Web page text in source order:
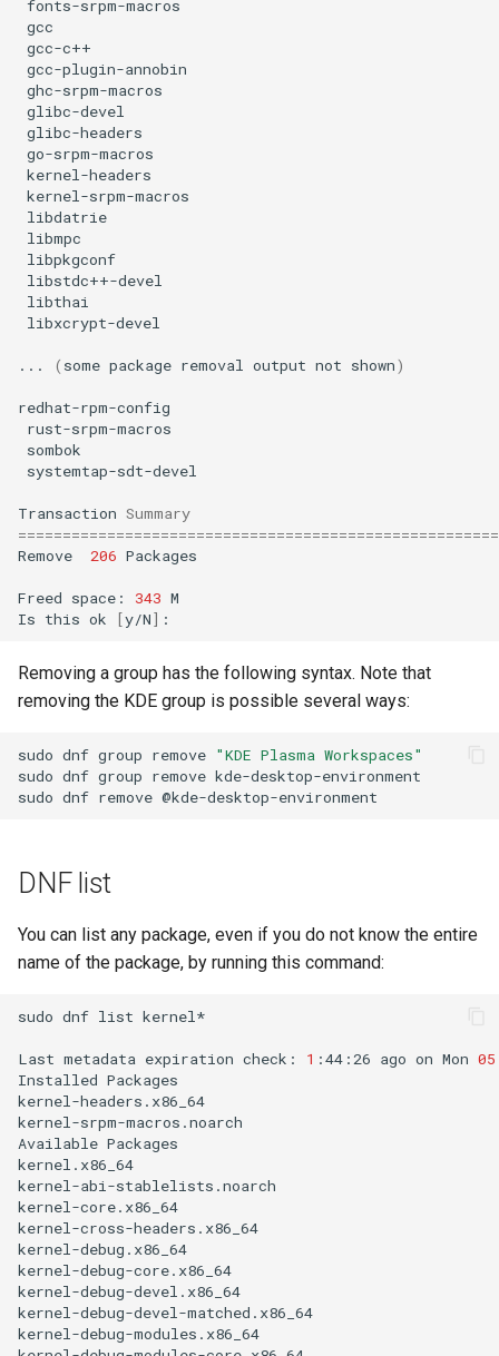
fonts-srpm-macros
gcc
gcc-c++
gcc-plugin-annobin
ghc-srpm-macros
glibc-devel
glibc-headers
go-srpm-macros
kernel-headers
kernel-srpm-macros
libdatrie
libmpc
libpkgconf
libstdc++-devel
libthai
libxcrypt-devel
... ( some package removal output not shown)
redhat-rpm-config
rust-srpm-macros
sombok
systemtap-sdt-devel
Transaction Summary
Remove
206 Packages
Freed space: 343 M
Is this ok [y/N]
Removing a group has the following syntax. Note that
removing the KDE group is possible several ways:
sudo dnf group remove "KDE Plasma Workspaces"
sudo dnf group remove kde-desktop-environment
sudo dnf remove
DNF list
You can list any package, even if you do not know the entire
name of the package, by running this command:
sudo dnf list kernel*
Last metadata expiration check: 1 :44:26 ago on Mon 05
Installed Packages
kernel-headers.x86_64
kernel-srpm-macros.noarch
Available Packages
kernel.x86_64
kernel-abi-stablelists.noarch
kernel-core.x86_64
kernel-cross-headers.x86_64
kernel-debug.x86_64
kernel-debug-core.x86_64
kernel-debug-devel.x86_64
kernel-debug-devel-matched.x86_64
kernel-debug-modules.x86_64